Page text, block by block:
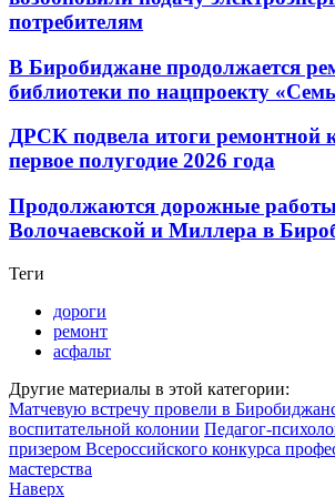
потребителям
В Биробиджане продолжается
библиотеки по нацпроекту
ДРСК подвела итоги ремонтной
первое полугодие 2026 года
Продолжаются дорожные
Волочаевской и Миллера в
Теги
дороги
ремонт
асфальт
Другие материалы в этой категории:
Матчевую встречу провели в
воспитательной колонии Педагог-
призером Всероссийского конкурса
мастерства
Наверх